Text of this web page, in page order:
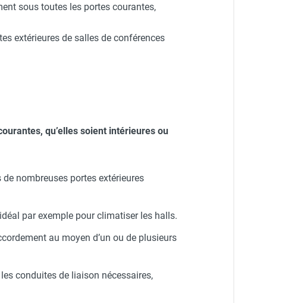
sous toutes les portes courantes,
extérieures de salles de conférences
qu’elles soient intérieures ou
nombreuses portes extérieures
par exemple pour climatiser les halls.
au moyen d’un ou de plusieurs
conduites de liaison nécessaires,